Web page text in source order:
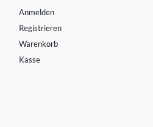
Anmelden
Registrieren
Warenkorb
Kasse